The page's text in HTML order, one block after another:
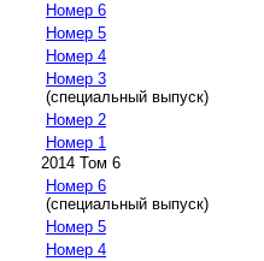
Номер 6
Номер 5
Номер 4
Номер 3
(специальный выпуск)
Номер 2
Номер 1
2014 Том 6
Номер 6
(специальный выпуск)
Номер 5
Номер 4